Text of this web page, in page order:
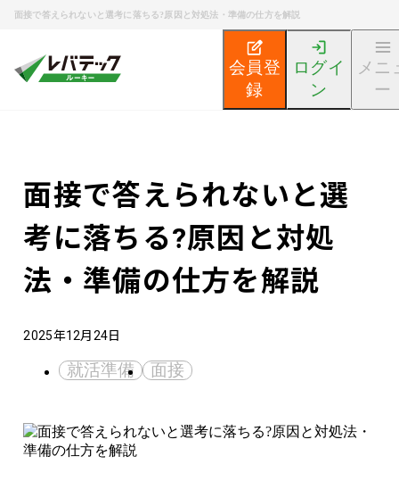
面接で答えられないと選考に落ちる?原因と対処法・準備の仕方を解説
会員登
録
ログイ
ン
メニ
ー
エンジニア就活ノウハウ記事
面接で答えられないと選
考に落ちる?原因と対処
法・準備の仕方を解説
2025年12月24日
就活準備 面接